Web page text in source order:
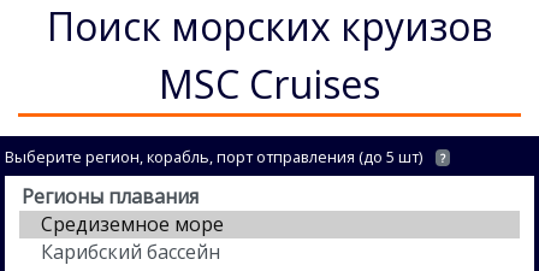
Поиск морских круизов
MSC Cruises
Выберите регион, корабль, порт отправления (до 5 шт) ?